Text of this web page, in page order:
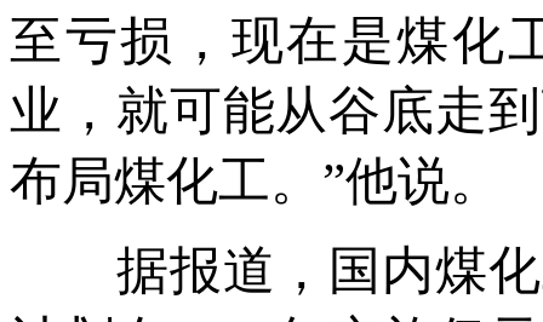
至亏损，现在是煤化
业，就可能从谷底走
布局煤化工。”他说。
据报道，国内煤化